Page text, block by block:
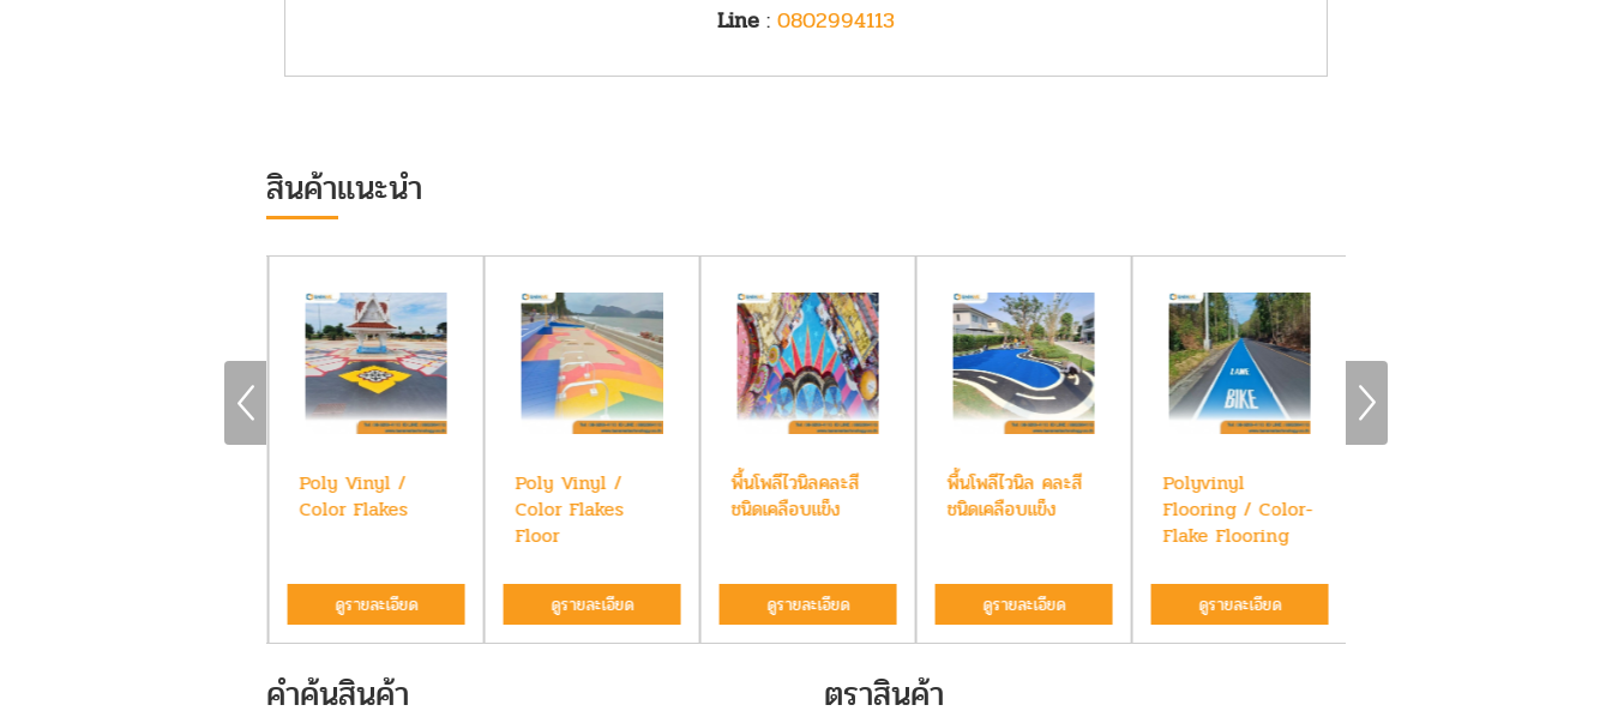
Line : 0802994113
สินค้าแนะนำ
Poly Vinyl /
Color Flakes
ดูรายละเอียด
Poly Vinyl /
Color Flakes
Floor
ดูรายละเอียด
พื้นโพลีไวนิลคละสี
ชนิดเคลือบแข็ง
ดูรายละเอียด
พื้นโพลีไวนิล คละสี
ชนิดเคลือบแข็ง
ดูรายละเอียด
Polyvinyl
Flooring / Color-
Flake Flooring
ดูรายละเอียด
คำค้นสินค้า ตราสินค้า